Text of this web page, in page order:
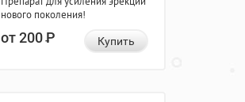
нового поколения!
от 200Р Купить